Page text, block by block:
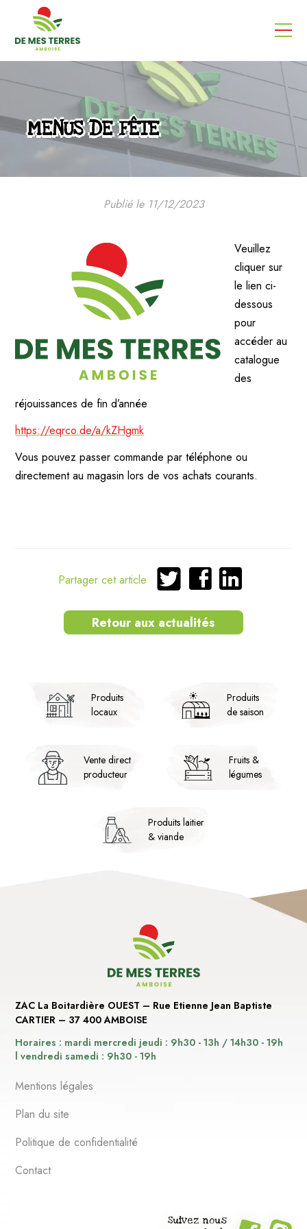
MENUS DE FÊTE
Publié le 11/12/2023
Veuillez
cliquer sur
le lien ci-
dessous
pour
accéder au
catalogue
des
réjouissances de fin d’année
https://eqrco.de/a/kZHgmk
Vous pouvez passer commande par téléphone ou
directement au magasin lors de vos achats courants.
Partager cet article
Partager
Twitter
Partager
Facebook
Partager
LinkedIn
Retour aux actualités
Produits
locaux
Produits
de saison
Vente direct
producteur
Fruits &
légumes
Produits laitier
& viande
ZAC La Boitardière OUEST – Rue Etienne Jean Baptiste
CARTIER – 37 400 AMBOISE
Horaires : mardi mercredi jeudi : 9h30 - 13h / 14h30 - 19h
l vendredi samedi : 9h30 - 19h
Suivez nous
FacebookInstagram
Mentions légales
Plan du site
Politique de confidentialité
Contact